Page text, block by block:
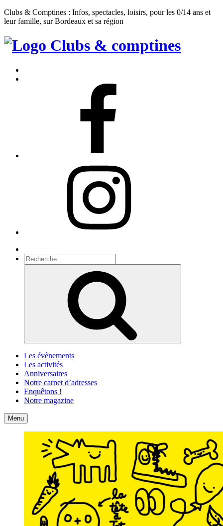
Clubs & Comptines : Infos, spectacles, loisirs, pour les 0/14 ans et
leur famille, sur Bordeaux et sa région
Clubs
Comptines
Recherche
pour
Les évènements
Les activités
Anniversaires
Notre carnet d’adresses
Enquêtons !
Notre magazine
Accueil
Menu Contact